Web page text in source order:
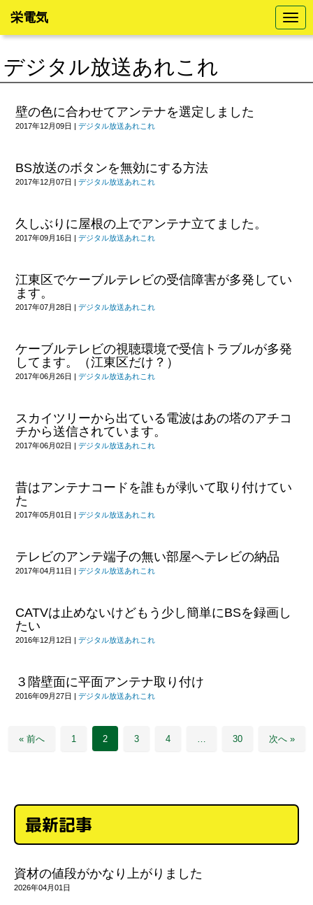
N
a
v
t
栄電気
デジタル放送あれこれ
壁の色に合わせてアンテナを選定しました
2017年12月09日 | デジタル放送あれこれ
BS放送のボタンを無効にする方法
2017年12月07日 | デジタル放送あれこれ
久しぶりに屋根の上でアンテナ立てました。
2017年09月16日 | デジタル放送あれこれ
江東区でケーブルテレビの受信障害が多発してい
ます。
2017年07月28日 | デジタル放送あれこれ
ケーブルテレビの視聴環境で受信トラブルが多発
してます。（江東区だけ？）
2017年06月26日 | デジタル放送あれこれ
スカイツリーから出ている電波はあの塔のアチコ
チから送信されています。
2017年06月02日 | デジタル放送あれこれ
昔はアンテナコードを誰もが剥いて取り付けてい
た
2017年05月01日 | デジタル放送あれこれ
テレビのアンテ端子の無い部屋へテレビの納品
2017年04月11日 | デジタル放送あれこれ
CATVは止めないけどもう少し簡単にBSを録画し
たい
2016年12月12日 | デジタル放送あれこれ
３階壁面に平面アンテナ取り付け
2016年09月27日 | デジタル放送あれこれ
« 前へ 1 2 3 4 30 次へ »
最新記事
資材の値段がかなり上がりました
2026年04月01日